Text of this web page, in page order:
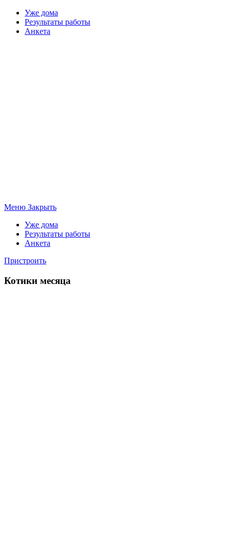
Уже дома
Результаты работы
Анкета
Меню Закрыть
Уже дома
Результаты работы
Анкета
Пристроить
Котики месяца